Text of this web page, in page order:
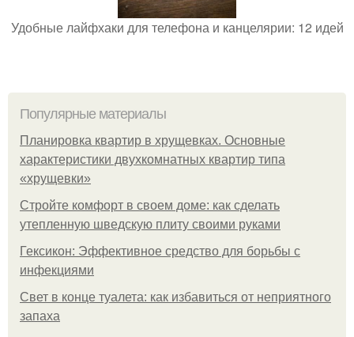
Удобные лайфхаки для телефона и канцелярии: 12 идей
Популярные материалы
Планировка квартир в хрущевках. Основные
характеристики двухкомнатных квартир типа
«хрущевки»
Стройте комфорт в своем доме: как сделать
утепленную шведскую плиту своими руками
Гексикон: Эффективное средство для борьбы с
инфекциями
Свет в конце туалета: как избавиться от неприятного
запаха